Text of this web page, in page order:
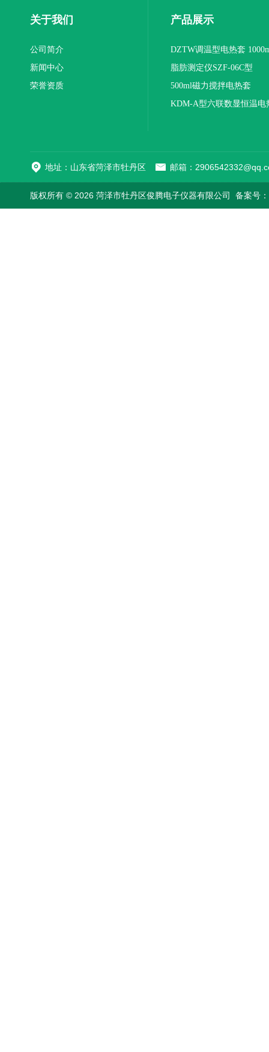
关于我们
公司简介
新闻中心
荣誉资质
产品展示
DZTW调温型电热套
联
脂肪测定仪SZF-06C型
500ml磁力搅拌电热套
KDM-A型六联数显恒温电
地址：山东省菏泽市牡丹区 邮箱：
版权所有 © 2026 菏泽市牡丹区俊腾电子仪器有限公司 备案号